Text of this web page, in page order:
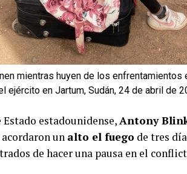
mientras huyen de los enfrentamientos
ejército en Jartum, Sudán, 24 de abril de
estadounidense,Antony
un alto el fuego de tres
de hacer una pausa en el